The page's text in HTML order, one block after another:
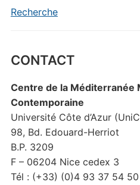
Recherche
CONTACT
Centre de la Méditerranée
Contemporaine
Université Côte d’Azur
98, Bd. Edouard-Herriot
B.P. 3209
F – 06204 Nice cedex 3
Tél : (+33) (0)4 93 37 54 50